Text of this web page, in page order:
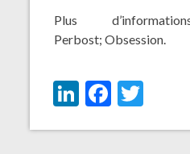
Plus
Perbost; Obsession.
LinkedIn